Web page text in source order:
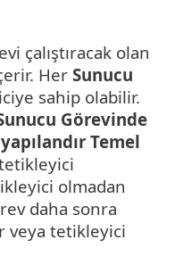
çalıştıracak olan
Her Sunucu
sahip olabilir.
Görevinde
Temel
olmadan
daha sonra
veya tetikleyici